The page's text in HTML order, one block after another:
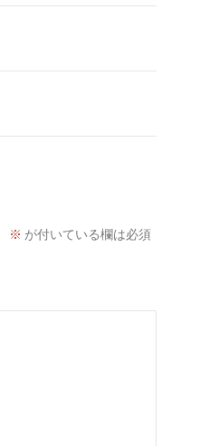
※ が付いている欄は必須